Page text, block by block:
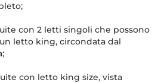
con 2 letti singoli che possono
letto king, circondata dal
con letto king size, vista